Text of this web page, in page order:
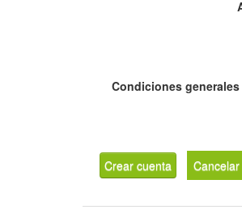
Condiciones
Crear cuenta Cancelar